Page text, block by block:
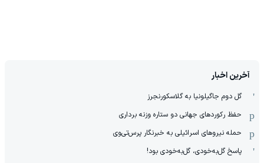
آخرین اخبار
گل دوم جاگیلونیا به گلاسکورنجرز
حفظ رکوردهای جهانی دو ستاره وزنه برداری
حمله نیروهای اسرائیلی به خبرنگار پرس‌تی‌وی
پاسخ گل‌به‌خودی، گل‌به‌خودی بود!